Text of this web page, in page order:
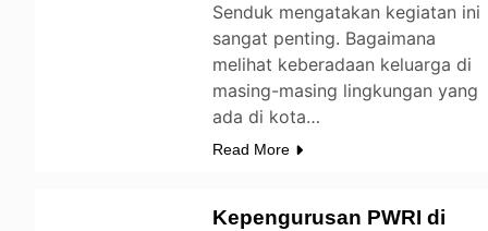
Senduk mengatakan kegiatan ini
sangat penting. Bagaimana
melihat keberadaan keluarga di
masing-masing lingkungan yang
ada di kota…
Read More
Kepengurusan PWRI di